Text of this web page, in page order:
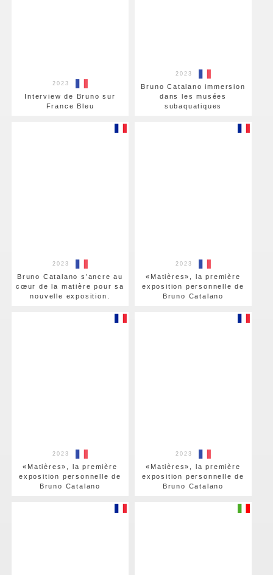
2023
Interview de Bruno sur
France Bleu
2023
Bruno Catalano immersion
dans les musées
subaquatiques
2023
Bruno Catalano s’ancre au
cœur de la matière pour sa
nouvelle exposition.
2023
«Matières», la première
exposition personnelle de
Bruno Catalano
2023
«Matières», la première
exposition personnelle de
Bruno Catalano
2023
«Matières», la première
exposition personnelle de
Bruno Catalano